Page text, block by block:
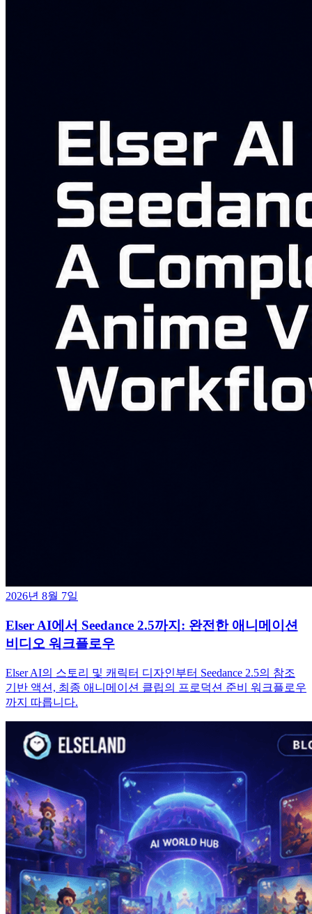
2026년 8월 7일
Elser AI에서 Seedance 2.5까지: 완전한 애니메이션
비디오 워크플로우
Elser AI의 스토리 및 캐릭터 디자인부터 Seedance 2.5의 참조
기반 액션, 최종 애니메이션 클립의 프로덕션 준비 워크플로우
까지 따릅니다.